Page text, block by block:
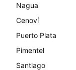
Nagua
Cenoví
Puerto Plata
Pimentel
Santiago